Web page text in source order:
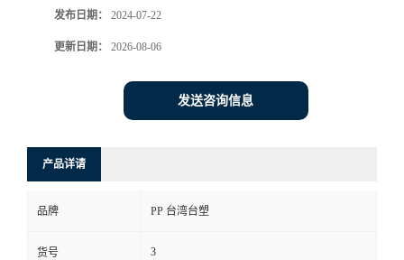
发布日期： 2024-07-22
更新日期： 2026-08-06
发送咨询信息
产品详请
品牌 PP 台湾台塑
货号 3